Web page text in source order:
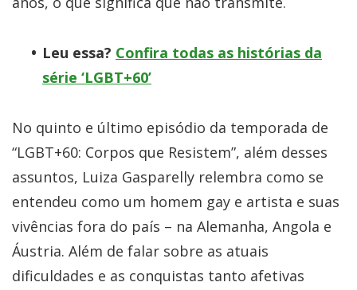
Leu essa? Confira todas as histórias da
série ‘LGBT+60’
No quinto e último episódio da temporada de
“LGBT+60: Corpos que Resistem”, além desses
assuntos, Luiza Gasparelly relembra como se
entendeu como um homem gay e artista e suas
vivências fora do país – na Alemanha, Angola e
Áustria. Além de falar sobre as atuais
dificuldades e as conquistas tanto afetivas